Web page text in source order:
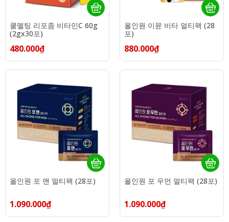
쿨멜팅 리포좀 비타민C 60g
(2gx30포)
480.000₫
올인원 이뮨 비타 멀티팩 (28
포)
880.000₫
올인원 포 맨 멀티팩 (28포)
1.090.000₫
올인원 포 우먼 멀티팩 (28포)
1.090.000₫